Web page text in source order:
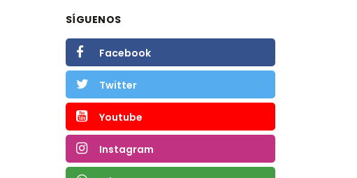
SÍGUENOS
Facebook
Twitter
Youtube
Instagram